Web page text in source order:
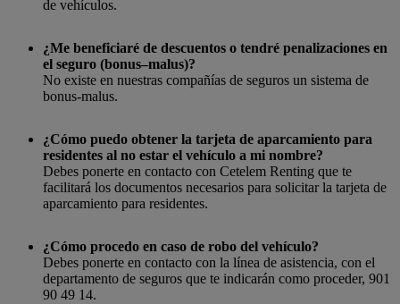
de vehículos.
¿Me beneficiaré de descuentos o tendré penalizaciones en
el seguro (bonus–malus)?
No existe en nuestras compañías de seguros un sistema de
bonus-malus.
¿Cómo puedo obtener la tarjeta de aparcamiento para
residentes al no estar el vehículo a mi nombre?
Debes ponerte en contacto con Cetelem Renting que te
facilitará los documentos necesarios para solicitar la tarjeta de
aparcamiento para residentes.
¿Cómo procedo en caso de robo del vehículo?
Debes ponerte en contacto con la línea de asistencia, con el
departamento de seguros que te indicarán como proceder, 901
90 49 14.